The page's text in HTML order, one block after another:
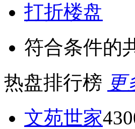
打折楼盘
符合条件的
热盘排行榜 更
文苑世家